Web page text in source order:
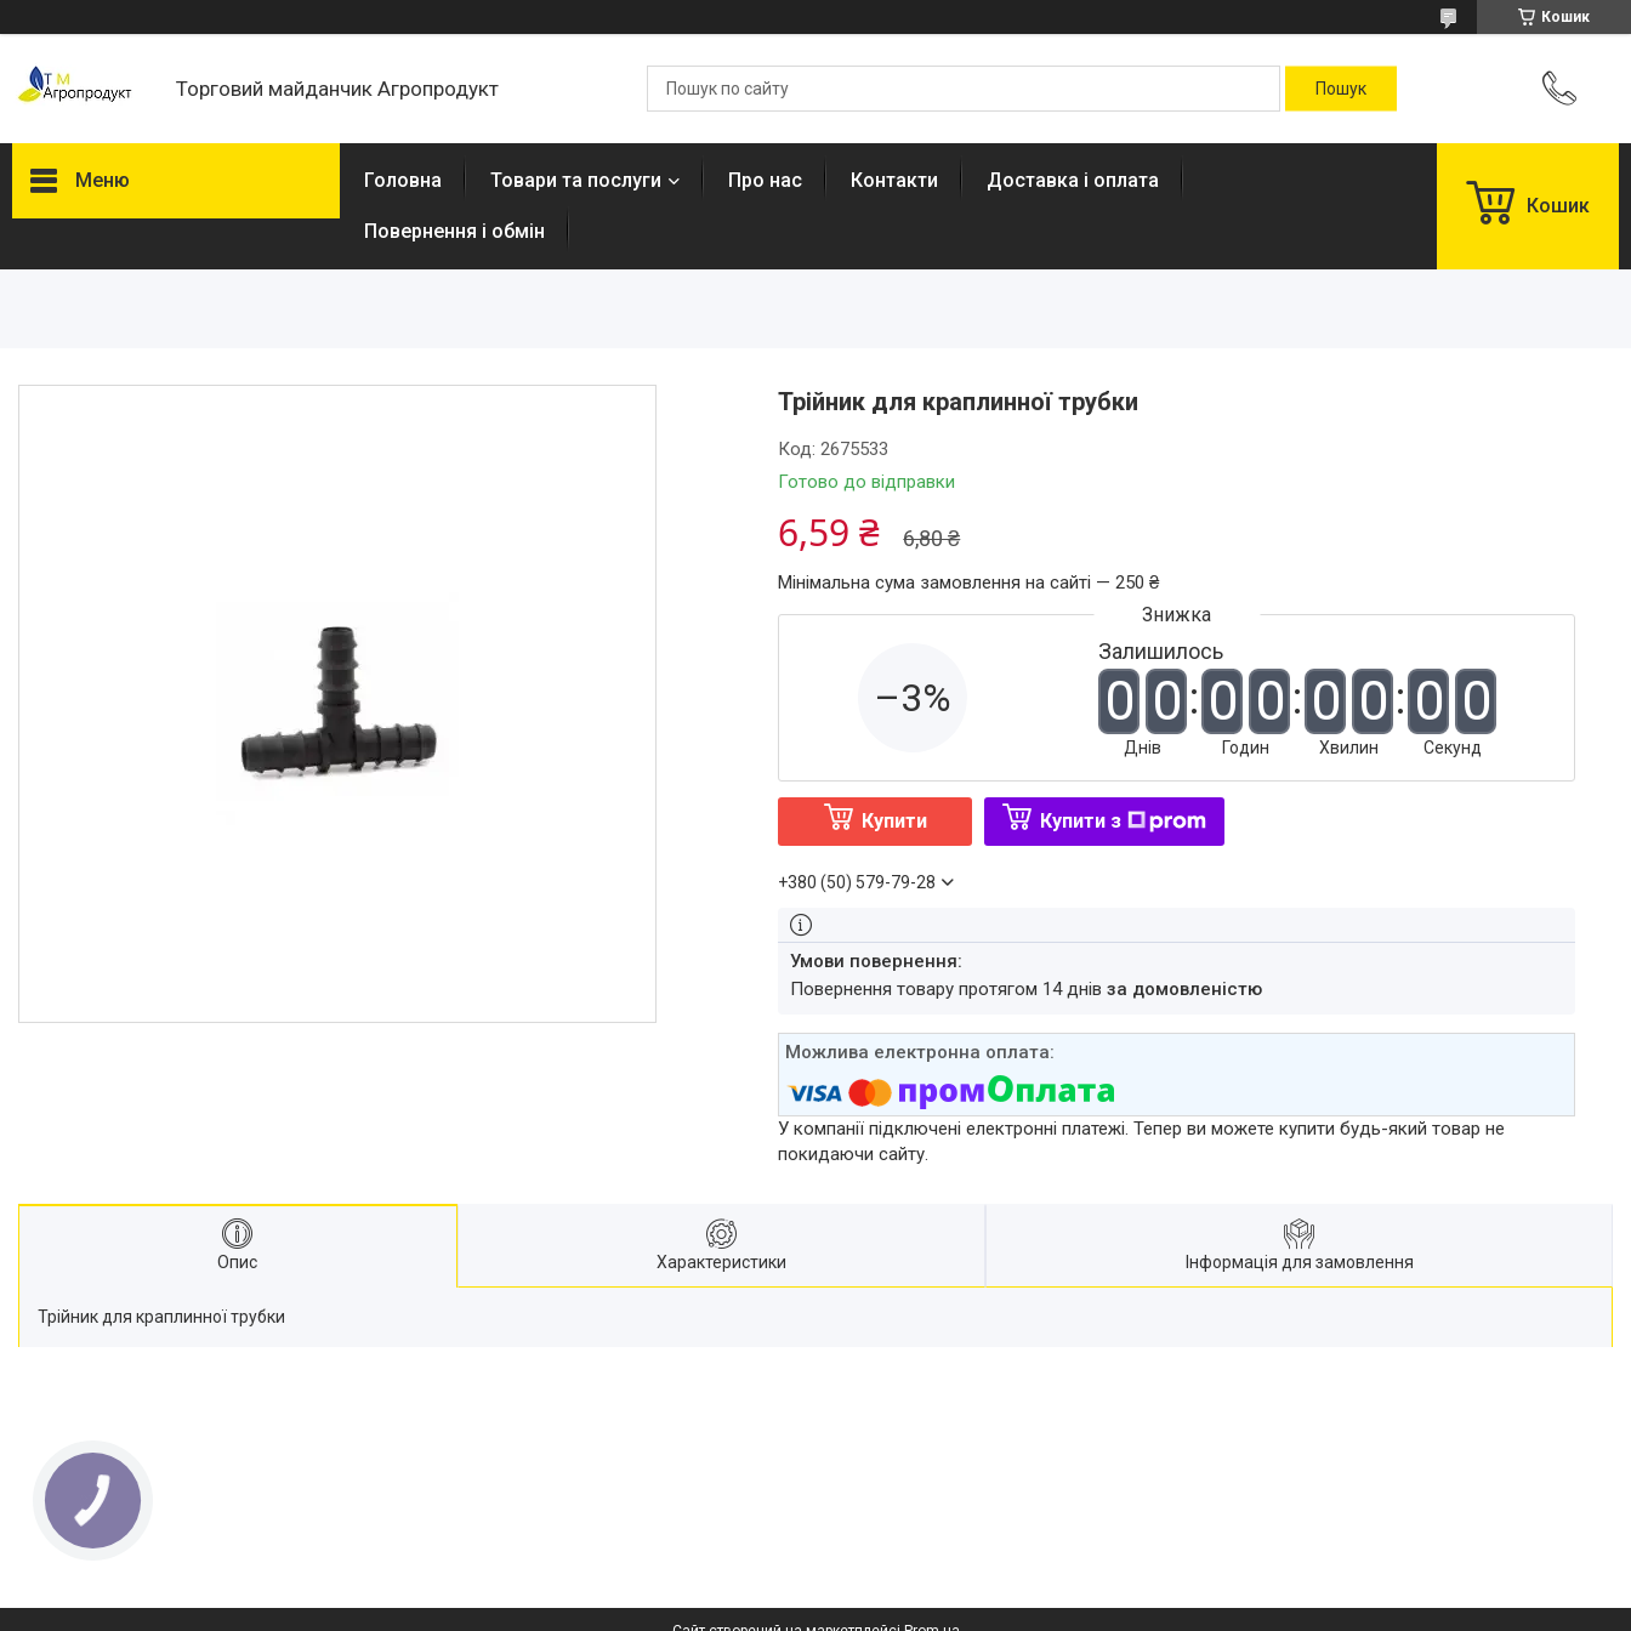
Кошик
Торговий майданчик Агропродукт
Меню Головна Товари та послуги Про нас Контакти Доставка і оплата
Повернення і обмін
Кошик
Трійник для краплинної трубки
Готово до відправки
Код:2675533
6,80 ₴
6,59 ₴
Мінімальна сума замовлення на сайті — 250 ₴
–3%
Залишилось
0 0
Днів
0 0
Годин
0 0
Хвилин
0 0
Секунд
Купити Купити з
+380 (50) 579-79-28
повернення товару протягом 14 днівза домовленістю
У компанії підключені електронні платежі. Тепер ви можете купити будь-який товар не
покидаючи сайту.
Опис Характеристики Інформація для замовлення
Трійник для краплинної трубки
КНОПКА
ЗВ'ЯЗКУ